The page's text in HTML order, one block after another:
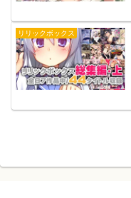
リリックボックス